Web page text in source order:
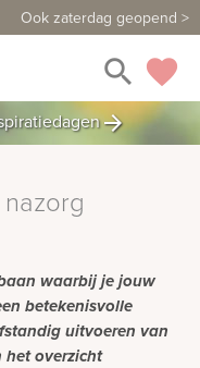
Ook zaterdag geopend >
een vrijblijvende afspraak
favorite
Mijn
search
Contact
arrow_forward
waarbij je jouw
betekenisvolle
uitvoeren van
het overzicht